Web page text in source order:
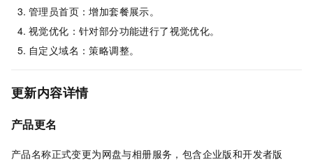
管理员首页：增加套餐展示。
视觉优化：针对部分功能进行了视觉优化。
自定义域名：策略调整。
更新内容详情
产品更名
产品名称正式变更为网盘与相册服务，包含企业版和开发者版